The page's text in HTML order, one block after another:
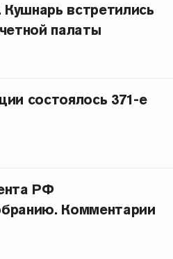
встретились
палаты
состоялось 371-е
РФ
Комментарии